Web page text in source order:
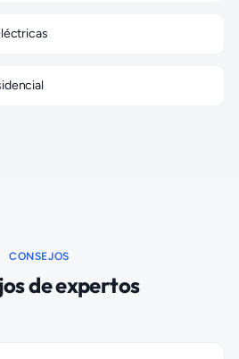
CONSEJOS
de expertos